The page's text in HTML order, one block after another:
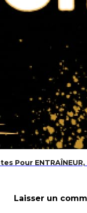
Pour
Laisser un